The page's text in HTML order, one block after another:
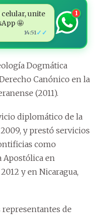
unite
🤩
14:51 ✓✓
1
Dogmática
Canónico en la
(2011).
diplomático de la
y prestó servicios
como
Apostólica en
y en Nicaragua,
representantes de